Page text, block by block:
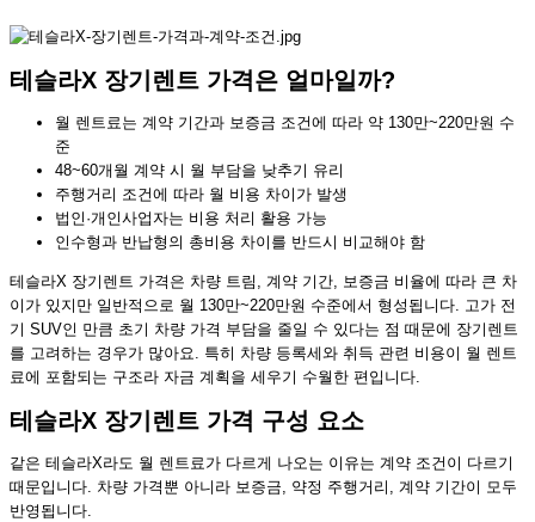
테슬라X 장기렌트 가격은 얼마일까?
월 렌트료는 계약 기간과 보증금 조건에 따라 약 130만~220만원 수
준
48~60개월 계약 시 월 부담을 낮추기 유리
주행거리 조건에 따라 월 비용 차이가 발생
법인·개인사업자는 비용 처리 활용 가능
인수형과 반납형의 총비용 차이를 반드시 비교해야 함
테슬라X 장기렌트 가격은 차량 트림, 계약 기간, 보증금 비율에 따라 큰 차
이가 있지만 일반적으로 월 130만~220만원 수준에서 형성됩니다. 고가 전
기 SUV인 만큼 초기 차량 가격 부담을 줄일 수 있다는 점 때문에 장기렌트
를 고려하는 경우가 많아요. 특히 차량 등록세와 취득 관련 비용이 월 렌트
료에 포함되는 구조라 자금 계획을 세우기 수월한 편입니다.
테슬라X 장기렌트 가격 구성 요소
같은 테슬라X라도 월 렌트료가 다르게 나오는 이유는 계약 조건이 다르기
때문입니다. 차량 가격뿐 아니라 보증금, 약정 주행거리, 계약 기간이 모두
반영됩니다.